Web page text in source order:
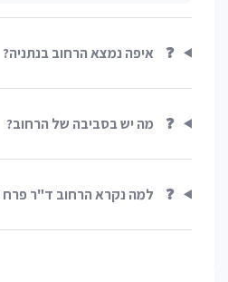
❓ איפה נמצא הרחוב בנתניה?
❓ מה יש בסביבה של הרחוב?
❓ למה נקרא הרחוב ד"ר פרח